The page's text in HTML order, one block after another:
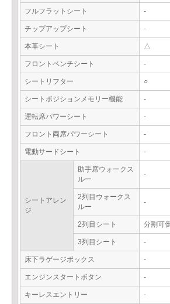
フルフラットシート -
チップアップシート -
本革シート △
フロントベンチシート -
シートリフター ○
シートポジションメモリー機能 -
運転席パワーシート -
フロント両席パワーシート -
電動サードシート -
シートアレン
ジ
助手席ウォークス
ルー
-
2列目ウォークス
ルー
-
2列目シート 分割可倒
3列目シート -
床下ラゲージボックス -
エンジンスタートボタン -
キーレスエントリー -